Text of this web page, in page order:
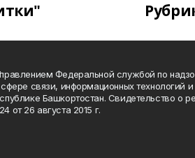
Федеральной службой по
сфере связи, информационных технологий
Башкортостан. Свидетельство о
26 августа 2015 г.